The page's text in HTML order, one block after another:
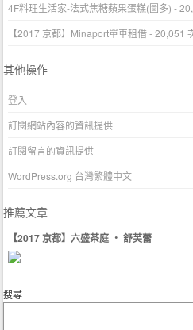
4F料理生活家-法式焦糖蘋果蛋糕(圖多) -
【2017 京都】Minaport單車租借- 20,051
其他操作
登入
訂閱網站內容的資訊提供
訂閱留言的資訊提供
WordPress.org 台灣繁體中文
推薦文章
【2017 京都】六盛茶庭 ‧ 舒芙蕾
搜尋